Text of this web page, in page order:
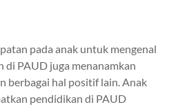
pada anak untuk mengenal
di PAUD juga menanamkan
berbagai hal positif lain. Anak
pendidikan di PAUD